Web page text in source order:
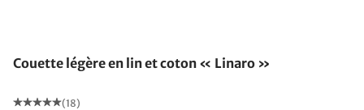
Couette légère en lin et coton « Linaro »
(18)